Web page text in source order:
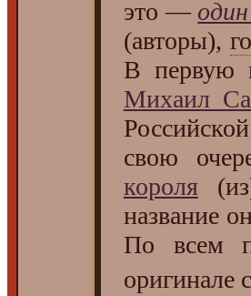
это —
(авторы),
В первую
Михаил
свою
короля
название
По всем
оригинале